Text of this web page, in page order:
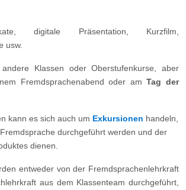
digitale Präsentation, Kurzfilm,
usw.
Klassen oder Oberstufenkurse, aber
Fremdsprachenabend oder amTag der
kann es sich auch um Exkursionen handeln,
durchgeführt werden und der
dienen.
entweder von der Fremdsprachenlehrkraft
aus dem Klassenteam durchgeführt,